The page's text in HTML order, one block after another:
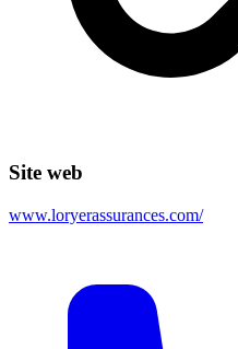
Site web
www.loryerassurances.com/